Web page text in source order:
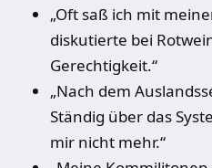
„Oft saß ich mit
diskutierte bei
Gerechtigkeit.“
„Nach dem
Ständig über das
mir nicht mehr.“